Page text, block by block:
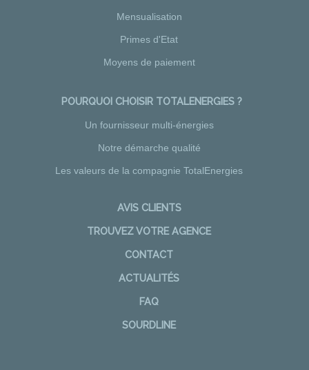
Mensualisation
Primes d'Etat
Moyens de paiement
POURQUOI CHOISIR TOTALENERGIES ?
Un fournisseur multi-énergies
Notre démarche qualité
Les valeurs de la compagnie TotalEnergies
AVIS CLIENTS
TROUVEZ VOTRE AGENCE
CONTACT
ACTUALITÉS
FAQ
SOURDLINE